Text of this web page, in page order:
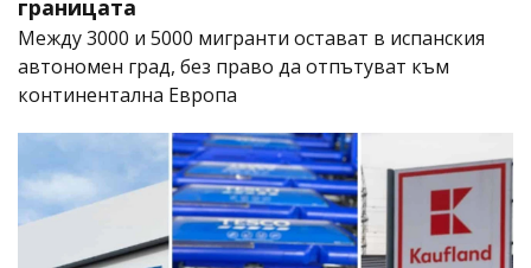
границата
Между 3000 и 5000 мигранти остават в испанския
автономен град, без право да отпътуват към
континентална Европа